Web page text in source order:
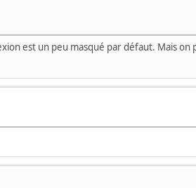
est un peu masqué par défaut. Mais